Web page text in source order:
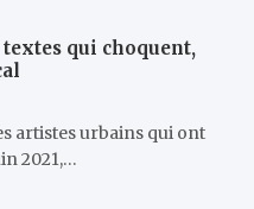
qui choquent,
artistes urbains qui ont
2021,…